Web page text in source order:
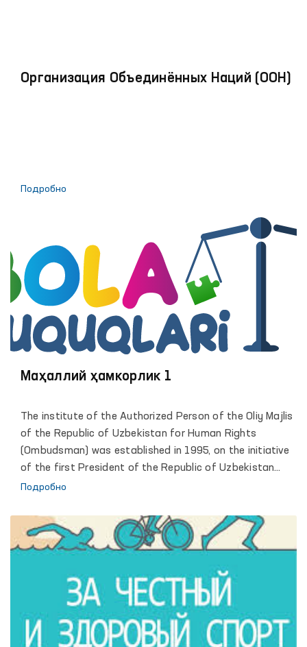
Организация Объединённых Наций (ООН)
Подробно
Маҳаллий ҳамкорлик 1
The institute of the Authorized Person of the Oliy Majlis
of the Republic of Uzbekistan for Human Rights
(Ombudsman) was established in 1995, on the initiative
of the first President of the Republic of Uzbekistan
Islam Karimov. Reliable legal framework and
institute of the Ombudsman to become an active
participant of large-scale democratic transformations
in which the human rights and freedoms defined as the
highest value and priority. The comprehensive and
effective support of the President of the Republic of
Uzbekistan, Shavkat Mirziyoyev, led the Institute to a
qualitatively new stage of its development, contributed
to strengthening the constructive role of the
Подробно